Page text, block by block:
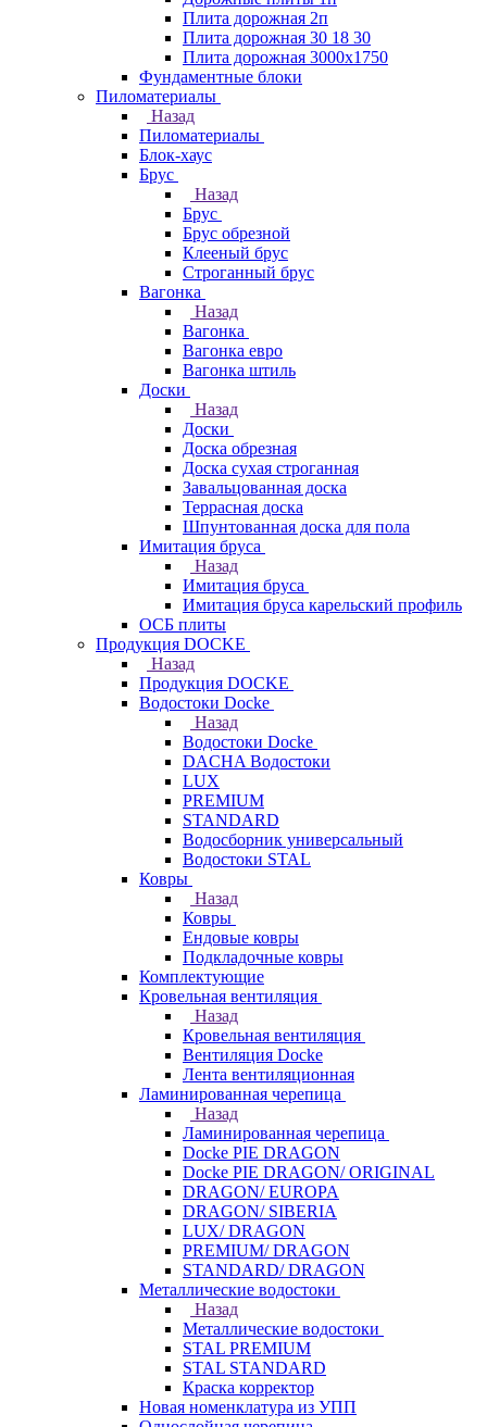
Плита дорожная 2п
Плита дорожная 30 18 30
Плита дорожная 3000х1750
Фундаментные блоки
Пиломатериалы
Назад
Пиломатериалы
Блок-хаус
Брус
Назад
Брус
Брус обрезной
Клееный брус
Строганный брус
Вагонка
Назад
Вагонка
Вагонка евро
Вагонка штиль
Доски
Назад
Доски
Доска обрезная
Доска сухая строганная
Завальцованная доска
Террасная доска
Шпунтованная доска для пола
Имитация бруса
Назад
Имитация бруса
Имитация бруса карельский профиль
ОСБ плиты
Продукция DOCKE
Назад
Продукция DOCKE
Водостоки Docke
Назад
Водостоки Docke
DACHA Водостоки
LUX
PREMIUM
STANDARD
Водосборник универсальный
Водостоки STAL
Ковры
Назад
Ковры
Ендовые ковры
Подкладочные ковры
Комплектующие
Кровельная вентиляция
Назад
Кровельная вентиляция
Вентиляция Docke
Лента вентиляционная
Ламинированная черепица
Назад
Ламинированная черепица
Docke PIE DRAGON
Docke PIE DRAGON/ ORIGINAL
DRAGON/ EUROPA
DRAGON/ SIBERIA
LUX/ DRAGON
PREMIUM/ DRAGON
STANDARD/ DRAGON
Металлические водостоки
Назад
Металлические водостоки
STAL PREMIUM
STAL STANDARD
Краска корректор
Новая номенклатура из УПП